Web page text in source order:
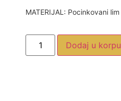
MATERIJAL: Pocinkovani lim
Dodaj u korpu